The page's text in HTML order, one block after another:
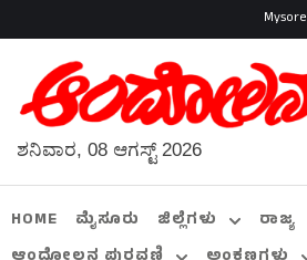
Mysore
ಶನಿವಾರ, 08 ಆಗಸ್ಟ್ 2026
HOME ಮೈಸೂರು ಜಿಲ್ಲೆಗಳು ರಾಜ್ಯ